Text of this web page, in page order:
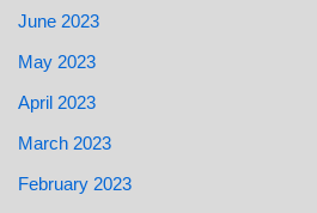
June 2023
May 2023
April 2023
March 2023
February 2023